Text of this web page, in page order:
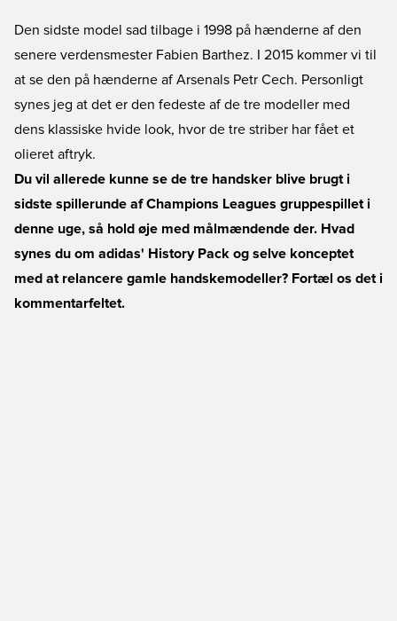
Den sidste model sad tilbage i 1998 på hænderne af den
senere verdensmester Fabien Barthez. I 2015 kommer vi til
at se den på hænderne af Arsenals Petr Cech. Personligt
synes jeg at det er den fedeste af de tre modeller med
dens klassiske hvide look, hvor de tre striber har fået et
olieret aftryk.
Du vil allerede kunne se de tre handsker blive brugt i
sidste spillerunde af Champions Leagues gruppespillet i
denne uge, så hold øje med målmændende der. Hvad
synes du om adidas' History Pack og selve konceptet
med at relancere gamle handskemodeller? Fortæl os det i
kommentarfeltet.